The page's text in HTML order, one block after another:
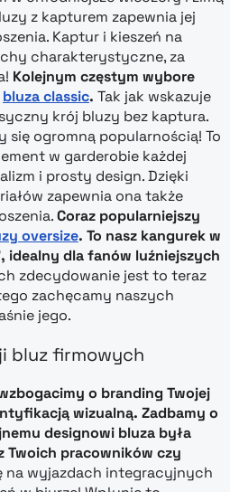
z kapturem zapewnia jej
Kaptur i kieszeń na
charakterystyczne, za
Kolejnym częstym wybore
bluza classic. Tak jak wskazuje
krój bluzy bez kaptura.
się ogromną popularnością! To
w garderobie każdej
i prosty design. Dzięki
zapewnia ona także
Coraz popularniejszy
oversize. To nasz kangurek w
idealny dla fanów luźniejszych
zdecydowanie jest to teraz
zachęcamy naszych
jego.
bluz firmowych
o branding Twojej
wizualną. Zadbamy o
designowi bluza była
Twoich pracowników czy
na wyjazdach integracyjnych